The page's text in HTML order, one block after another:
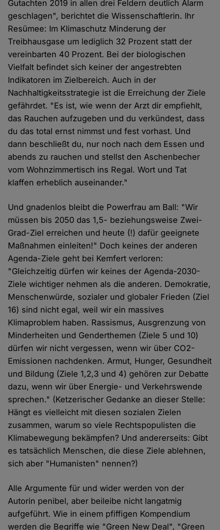
Gutachten 2019 in allen drei Feldern deutlich Alarm
geschlagen", berichtet die Wissenschaftlerin. Ihr
Resümee: Im Klimaschutz Minderung der
Treibhausgase um lediglich 32 Prozent statt der
vereinbarten 40 Prozent. Bei der biologischen
Vielfalt befindet sich keiner der angestrebten
Indikatoren im Zielbereich. Auch in der
Nachhaltigkeitsstrategie ist die Erreichung der Ziele
gefährdet. "Es ist, wie wenn der Arzt dir empfiehlt,
das Rauchen aufzugeben und du verkündest, dass
du das total ernst nimmst und fest vorhast. Und
dann beschließt du, nur noch nach dem Essen und
abends zu rauchen und stellst den Aschenbecher
vom Wohnzimmertisch ins Regal. Wort und Tat
klaffen erheblich auseinander."
Und gnadenlos bleibt die Powerfrau am Ball: "Wir
müssen bis 2050 das 1,5- beziehungsweise Zwei-
Grad-Ziel erreichen und heute (!) dafür geeignete
Maßnahmen einleiten!" Doch keines der anderen
Agenda-Ziele geht bei Kemfert verloren:
"Gleichzeitig dürfen wir keines der Agenda-2030-
Ziele wichtiger nehmen als die anderen. Demokratie,
Menschenwürde, sozialer und globaler Frieden (Ziel
16) sind nicht egal, weil wir ein massives
Klimaproblem haben. Rassismus, Ausgrenzung von
Minderheiten und Genderthemen (Ziele 5 und 10)
dürfen wir nicht vergessen, wenn wir über CO2-
Emissionen nachdenken. Armut, Hunger, Gesundheit
und Bildung (Ziele 1,2,3 und 4) gehören zur Debatte
dazu, wenn wir über Energie- und Verkehrswende
sprechen." (Ketzerischer Gedanke an dieser Stelle:
Hängt es vielleicht mit diesen sozialen Zielen
zusammen, warum so viele Rechtspopulisten die
Klimabewegung bekämpfen? Und andererseits: Gibt
es tatsächlich Menschen, die diese Ziele ablehnen,
sich aber "Humanisten" nennen?)
Alle Argumente für und wider werden von der
Autorin penibel, aber beileibe nicht langatmig
aufgeführt. Wie in einem pfiffigen Kompendium
werden die Begriffe wie "Green New Deal", "Green